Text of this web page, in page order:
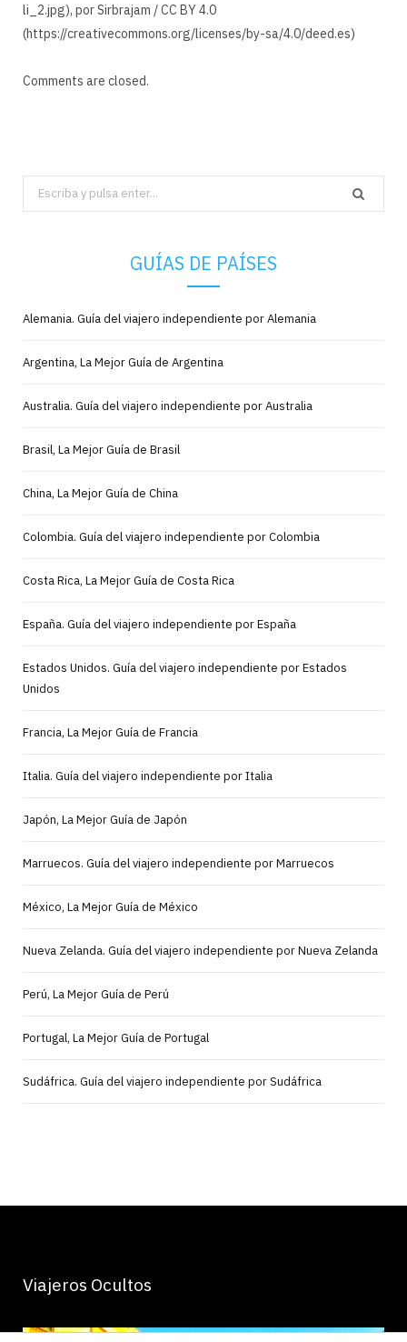
li_2.jpg), por Sirbrajam / CC BY 4.0
(https://creativecommons.org/licenses/by-sa/4.0/deed.es)
Comments are closed.
Search
for:
GUÍAS DE PAÍSES
Alemania. Guía del viajero independiente por Alemania
Argentina, La Mejor Guía de Argentina
Australia. Guía del viajero independiente por Australia
Brasil, La Mejor Guía de Brasil
China, La Mejor Guía de China
Colombia. Guía del viajero independiente por Colombia
Costa Rica, La Mejor Guía de Costa Rica
España. Guía del viajero independiente por España
Estados Unidos. Guía del viajero independiente por Estados
Unidos
Francia, La Mejor Guía de Francia
Italia. Guía del viajero independiente por Italia
Japón, La Mejor Guía de Japón
Marruecos. Guía del viajero independiente por Marruecos
México, La Mejor Guía de México
Nueva Zelanda. Guía del viajero independiente por Nueva Zelanda
Perú, La Mejor Guía de Perú
Portugal, La Mejor Guía de Portugal
Sudáfrica. Guía del viajero independiente por Sudáfrica
Viajeros Ocultos